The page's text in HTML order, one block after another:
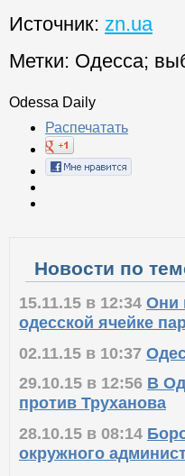
Источник: zn.ua
Метки: Одесса;
Odessa Daily
Распечатать
Новости по
15.11.15 в 12:34 Они
одесской ячейке
02.11.15 в 10:37
29.10.15 в 12:56 В
против Труханова
28.10.15 в 08:14
окружного